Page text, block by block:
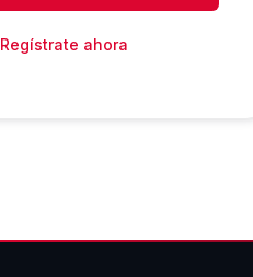
Regístrate ahora